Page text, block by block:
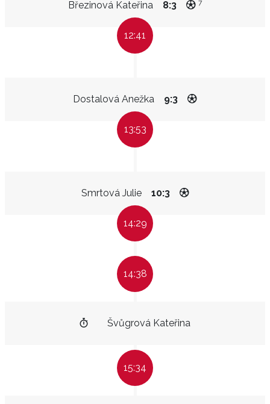
Březinová Kateřina 8:3 7
12:41
Dostalová Anežka 9:3
13:53
Smrtová Julie 10:3
14:29
14:38
Švůgrová Kateřina
15:34